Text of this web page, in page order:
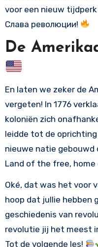
voor een nieuw
Слава революции!
De
En laten we zeker de
vergeten! In 1776
koloniën zich
leidde tot de
nieuwe natie gebouwd
Land of the free,
Oké, dat was het voor
hoop dat jullie hebben
geschiedenis van
revolutie jij het meest
Tot de volgende les!